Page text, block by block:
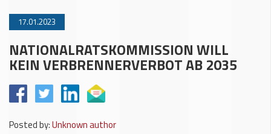
17.01.2023
NATIONALRATSKOMMISSION WILL
KEIN VERBRENNERVERBOT AB 2035
Posted by:Unknown author